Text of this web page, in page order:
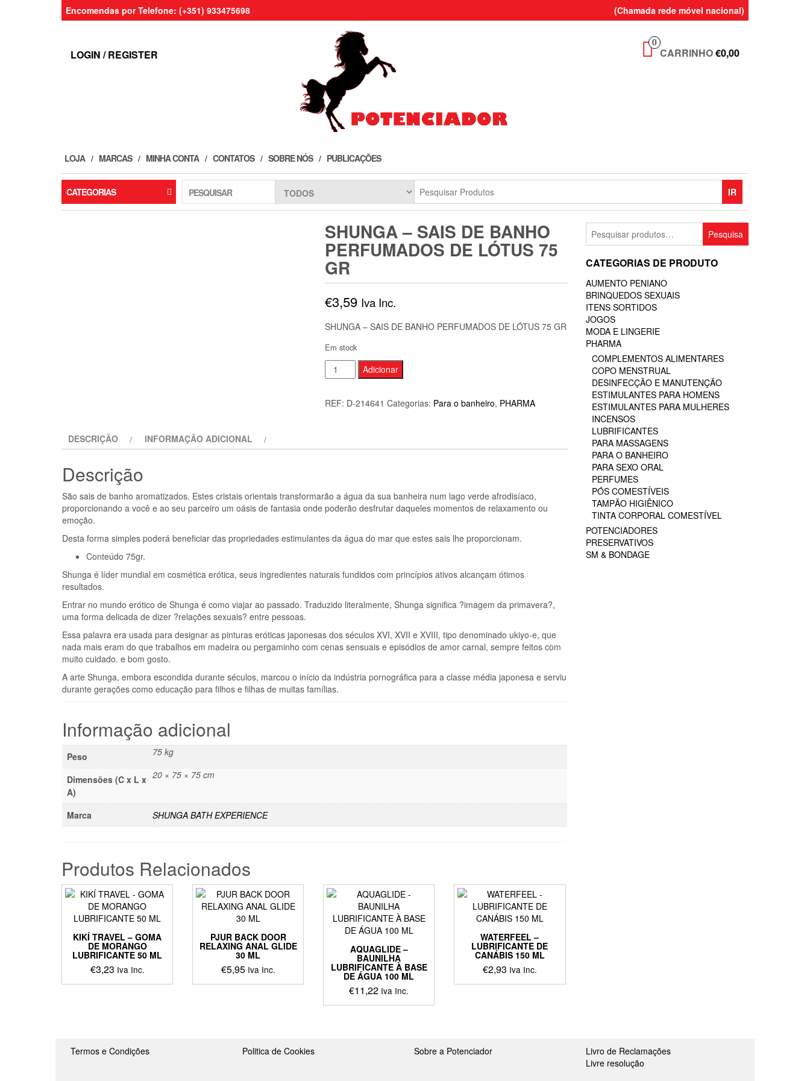
Encomendas por Telefone: (+351) 933475698 (Chamada rede móvel nacional)
LOGIN / REGISTER
0
CARRINHO€0,00
LOJA MARCAS MINHA CONTA CONTATOS SOBRE NÓS PUBLICAÇÕES
CATEGORIAS PESQUISAR IR
SHUNGA – SAIS DE BANHO
PERFUMADOS DE LÓTUS 75
GR
€3,59 Iva Inc.
SHUNGA – SAIS DE BANHO PERFUMADOS DE LÓTUS 75 GR
Em stock
Quantidade
de
SHUNGA
LÓTUS
GR
Adicionar
REF: D-214641 Categorias: Para o banheiro, PHARMA
DESCRIÇÃO INFORMAÇÃO ADICIONAL
Descrição
São sais de banho aromatizados. Estes cristais orientais transformarão a água da sua banheira num lago verde afrodisíaco,
proporcionando a você e ao seu parceiro um oásis de fantasia onde poderão desfrutar daqueles momentos de relaxamento ou
emoção.
Desta forma simples poderá beneficiar das propriedades estimulantes da água do mar que estes sais lhe proporcionam.
Conteúdo 75gr.
Shunga é líder mundial em cosmética erótica, seus ingredientes naturais fundidos com princípios ativos alcançam ótimos
resultados.
Entrar no mundo erótico de Shunga é como viajar ao passado. Traduzido literalmente, Shunga significa ?imagem da primavera?,
uma forma delicada de dizer ?relações sexuais? entre pessoas.
Essa palavra era usada para designar as pinturas eróticas japonesas dos séculos XVI, XVII e XVIII, tipo denominado ukiyo-e, que
nada mais eram do que trabalhos em madeira ou pergaminho com cenas sensuais e episódios de amor carnal, sempre feitos com
muito cuidado. e bom gosto.
A arte Shunga, embora escondida durante séculos, marcou o início da indústria pornográfica para a classe média japonesa e serviu
durante gerações como educação para filhos e filhas de muitas famílias.
Informação adicional
Peso 75 kg
Dimensões (C x L x
A)
20 × 75 × 75 cm
Marca SHUNGA BATH EXPERIENCE
Produtos Relacionados
KIKÍ TRAVEL – GOMA
DE MORANGO
LUBRIFICANTE 50 ML
€3,23 Iva Inc.
PJUR BACK DOOR
RELAXING ANAL GLIDE
30 ML
€5,95 Iva Inc.
AQUAGLIDE –
BAUNILHA
LUBRIFICANTE À BASE
DE ÁGUA 100 ML
€11,22 Iva Inc.
WATERFEEL –
LUBRIFICANTE DE
CANÁBIS 150 ML
€2,93 Iva Inc.
Pesquisar
por:
Pesquisa
CATEGORIAS DE PRODUTO
AUMENTO PENIANO
BRINQUEDOS SEXUAIS
ITENS SORTIDOS
JOGOS
MODA E LINGERIE
PHARMA
COMPLEMENTOS ALIMENTARES
COPO MENSTRUAL
DESINFECÇÃO E MANUTENÇÃO
ESTIMULANTES PARA HOMENS
ESTIMULANTES PARA MULHERES
INCENSOS
LUBRIFICANTES
PARA MASSAGENS
PARA O BANHEIRO
PARA SEXO ORAL
PERFUMES
PÓS COMESTÍVEIS
TAMPÃO HIGIÊNICO
TINTA CORPORAL COMESTÍVEL
POTENCIADORES
PRESERVATIVOS
SM & BONDAGE
Termos e Condições Politica de Cookies Sobre a Potenciador
Livro de Reclamações
Livre resolução